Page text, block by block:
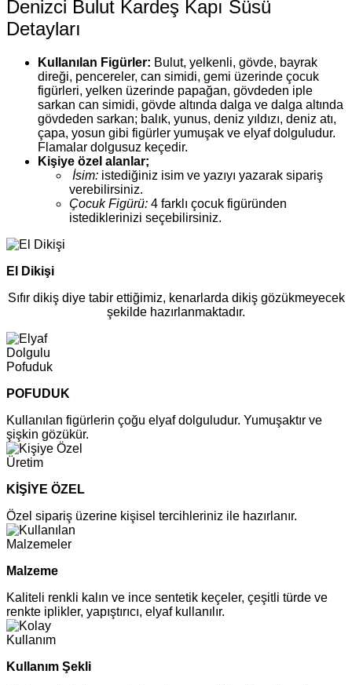
Denizci Bulut Kardeş Kapı Süsü
Detayları
Kullanılan Figürler: Bulut, yelkenli, gövde, bayrak
direği, pencereler, can simidi, gemi üzerinde çocuk
figürleri, yelken üzerinde papağan, gövdeden iple
sarkan can simidi, gövde altında dalga ve dalga altında
gövdeden sarkan; balık, yunus, deniz yıldızı, deniz atı,
çapa, yosun gibi figürler yumuşak ve elyaf dolguludur.
Flamalar dolgusuz keçedir.
Kişiye özel alanlar;
İsim: istediğiniz isim ve yazıyı yazarak sipariş
verebilirsiniz.
Çocuk Figürü: 4 farklı çocuk figüründen
istediklerinizi seçebilirsiniz.
El Dikişi
Sıfır dikiş diye tabir ettiğimiz, kenarlarda dikiş gözükmeyecek
şekilde hazırlanmaktadır.
POFUDUK
Kullanılan figürlerin çoğu elyaf dolguludur. Yumuşaktır ve
şişkin gözükür.
KİŞİYE ÖZEL
Özel sipariş üzerine kişisel tercihleriniz ile hazırlanır.
Malzeme
Kaliteli renkli kalın ve ince sentetik keçeler, çeşitli türde ve
renkte iplikler, yapıştırıcı, elyaf kullanılır.
Kullanım Şekli